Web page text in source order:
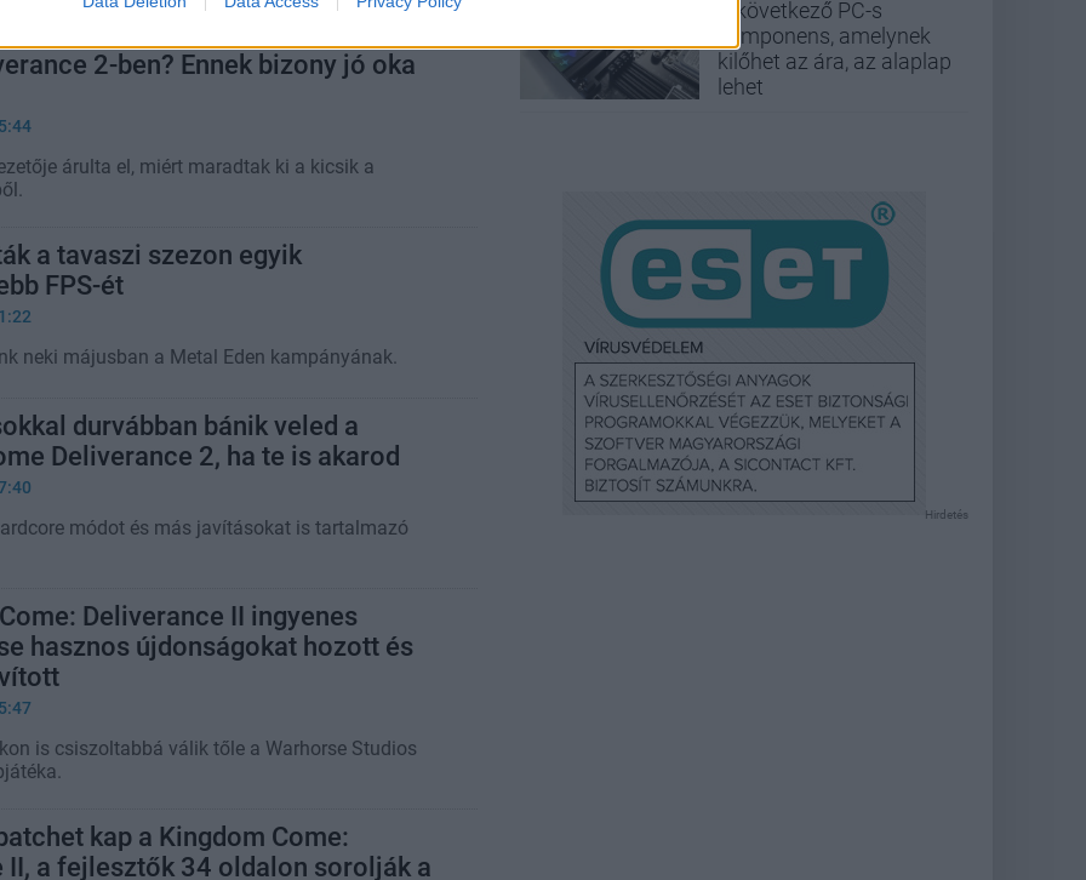
2-ben? Ennek bizony jó oka
árulta el, miért maradtak ki a kicsik a
a tavaszi szezon egyik
FPS-ét
neki májusban a Metal Eden kampányának.
durvábban bánik veled a
Deliverance 2, ha te is akarod
módot és más javításokat is tartalmazó
Deliverance II ingyenes
hasznos újdonságokat hozott és
is csiszoltabbá válik tőle a Warhorse Studios
kap a Kingdom Come:
II, a fejlesztők 34 oldalon sorolják a
A következő PC-s
komponens, amelynek
kilőhet az ára, az alaplap
lehet
Hirdetés